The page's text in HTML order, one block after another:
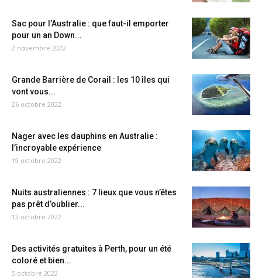
Sac pour l’Australie : que faut-il emporter
pour un an Down...
2 novembre 2022
Grande Barrière de Corail : les 10 îles qui
vont vous...
26 octobre 2022
Nager avec les dauphins en Australie :
l’incroyable expérience
19 octobre 2022
Nuits australiennes : 7 lieux que vous n’êtes
pas prêt d’oublier...
12 octobre 2022
Des activités gratuites à Perth, pour un été
coloré et bien...
5 octobre 2022